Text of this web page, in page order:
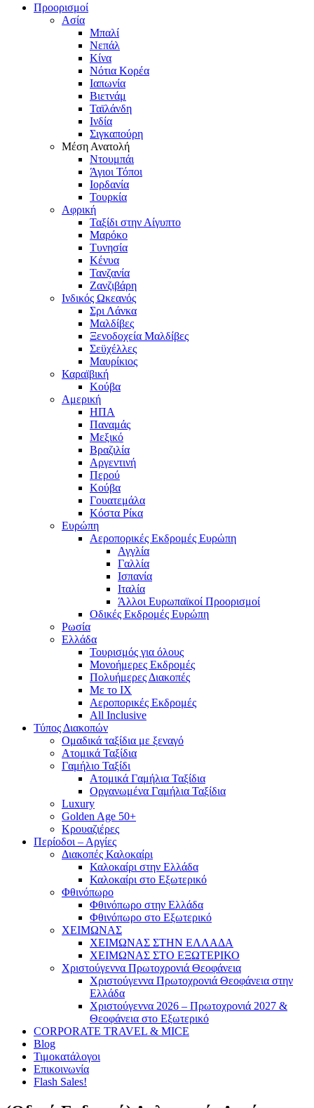
Προορισμοί
Ασία
Μπαλί
Νεπάλ
Κίνα
Νότια Κορέα
Ιαπωνία
Βιετνάμ
Ταϊλάνδη
Ινδία
Σιγκαπούρη
Μέση Ανατολή
Ντουμπάι
Άγιοι Τόποι
Ιορδανία
Τουρκία
Αφρική
Ταξίδι στην Αίγυπτο
Μαρόκο
Τυνησία
Κένυα
Τανζανία
Ζανζιβάρη
Ινδικός Ωκεανός
Σρι Λάνκα
Μαλδίβες
Ξενοδοχεία Μαλδίβες
Σεϋχέλλες
Μαυρίκιος
Καραϊβική
Κούβα
Αμερική
ΗΠΑ
Παναμάς
Μεξικό
Βραζιλία
Αργεντινή
Περού
Κούβα
Γουατεμάλα
Κόστα Ρίκα
Ευρώπη
Αεροπορικές Εκδρομές Ευρώπη
Αγγλία
Γαλλία
Ισπανία
Ιταλία
Άλλοι Ευρωπαϊκοί Προορισμοί
Οδικές Εκδρομές Ευρώπη
Ρωσία
Ελλάδα
Τουρισμός για όλους
Mονοήμερες Εκδρομές
Πολυήμερες Διακοπές
Με το ΙΧ
Αεροπορικές Εκδρομές
All Inclusive
Τύπος Διακοπών
Ομαδικά ταξίδια με ξεναγό
Ατομικά Ταξίδια
Γαμήλιο Ταξίδι
Ατομικά Γαμήλια Ταξίδια
Οργανωμένα Γαμήλια Ταξίδια
Luxury
Golden Age 50+
Κρουαζιέρες
Περίοδοι – Αργίες
Διακοπές Καλοκαίρι
Καλοκαίρι στην Ελλάδα
Καλοκαίρι στο Εξωτερικό
Φθινόπωρο
Φθινόπωρο στην Ελλάδα
Φθινόπωρο στο Εξωτερικό
ΧΕΙΜΩΝΑΣ
ΧΕΙΜΩΝΑΣ ΣΤΗΝ ΕΛΛΑΔΑ
ΧΕΙΜΩΝΑΣ ΣΤΟ ΕΞΩΤΕΡΙΚΟ
Χριστούγεννα Πρωτοχρονιά Θεοφάνεια
Χριστούγεννα Πρωτοχρονιά Θεοφάνεια στην
Ελλάδα
Χριστούγεννα 2026 – Πρωτοχρονιά 2027 &
Θεοφάνεια στο Εξωτερικό
CORPORATE TRAVEL & MICE
Blog
Τιμοκατάλογοι
Επικοινωνία
Flash Sales!